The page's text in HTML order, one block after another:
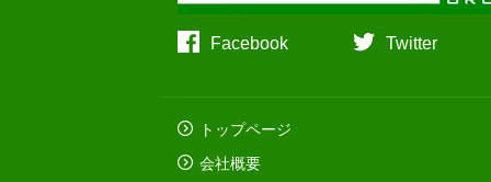
Facebook Twitter
トップページ
会社概要